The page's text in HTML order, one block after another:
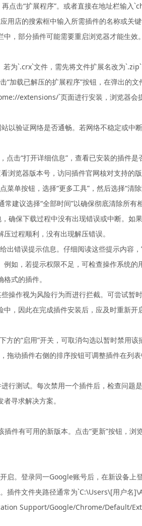
点击“扩展程序”。或者直接在地址栏输
用店的搜索框中输入所需插件的名称或关
，部分插件可能需要重启浏览器才能生效。
为`.crx`文件，需先将文件扩展名改为
加载已解压的扩展程序”按钮，在弹出的
extensions/`页面进行安装，浏览器会
以验证网络是否通畅。若网络不稳定或中
点击“打开详细信息”，查看已安装的插件
览器版本号，访问插件官网核对支持的
单按钮，选择“更多工具”，然后选择“清
建议选择“全部时间”以确保彻底清除所有
确保下载过程中没有出现错误或中断。如
过程顺利，没有出现解压错误。
错误提示信息。仔细阅读这些提示内容
如，若提示权限不足，可检查操作系统
式的插件。
操作视为风险行为而进行拦截。可尝试暂
，因此在完成插件安装后，应及时重新开
的“启用”开关，可取消勾选以暂时禁用
拖动插件右侧的排序按钮可调整插件在列
行测试。每次禁用一个插件后，检查问题
寻求解决方案。
件有可用的新版本。点击“更新”按钮，
启。登录同一Google账号后，在新设备
插件文件夹路径通常为`C:\Users\[用户
Support/Google/Chrome/Default/